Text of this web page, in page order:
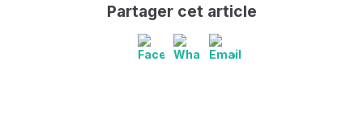
Partager cet article